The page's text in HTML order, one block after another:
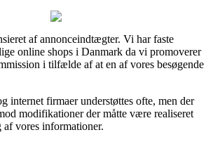
af annonceindtægter. Vi har faste
online shops i Danmark da vi promoverer
i tilfælde af at en af vores besøgende
internet firmaer understøttes ofte, men der
modifikationer der måtte være realiseret
af vores informationer.